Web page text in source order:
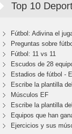
Top 10
Fútbol: Adivina el
Preguntas sobre
Fútbol: 11 vs 11
Escudos de 28
Estadios de fútbol -
Escribe la plantilla
Músculos EF
Escribe la plantilla
Equipos que han
Ejercicios y sus